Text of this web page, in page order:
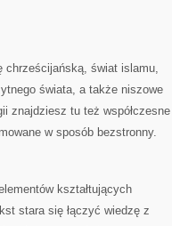
chrześcijańską, świat islamu,
świata, a także niszowe
znajdziesz tu też współczesne
w sposób bezstronny.
kształtujących
stara się łączyć wiedzę z